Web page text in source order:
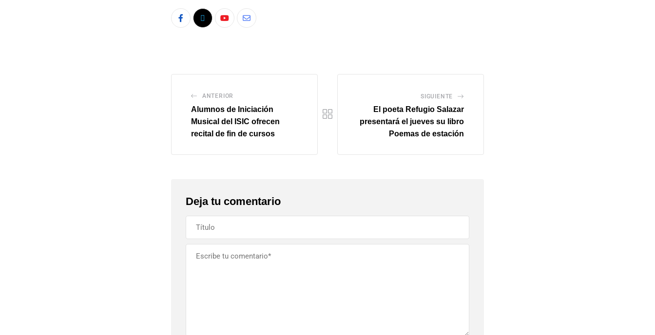
ANTERIOR
Alumnos de Iniciación
Musical del ISIC ofrecen
recital de fin de cursos
SIGUIENTE
El poeta Refugio Salazar
presentará el jueves su libro
Poemas de estación
Deja tu comentario